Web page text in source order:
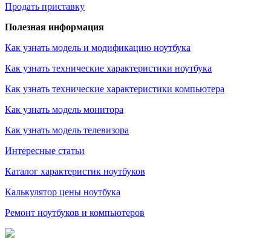
Продать приставку
Полезная информация
Как узнать модель и модификацию ноутбука
Как узнать технические характеристики ноутбука
Как узнать технические характеристики компьютера
Как узнать модель монитора
Как узнать модель телевизора
Интересные статьи
Каталог характеристик ноутбуков
Калькулятор цены ноутбука
Ремонт ноутбуков и компьютеров